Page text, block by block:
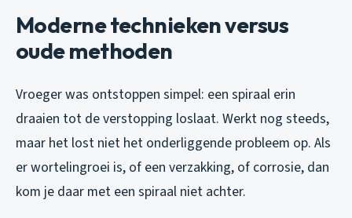
Moderne technieken versus
oude methoden
Vroeger was ontstoppen simpel: een spiraal erin
draaien tot de verstopping loslaat. Werkt nog steeds,
maar het lost niet het onderliggende probleem op. Als
er wortelingroei is, of een verzakking, of corrosie, dan
kom je daar met een spiraal niet achter.